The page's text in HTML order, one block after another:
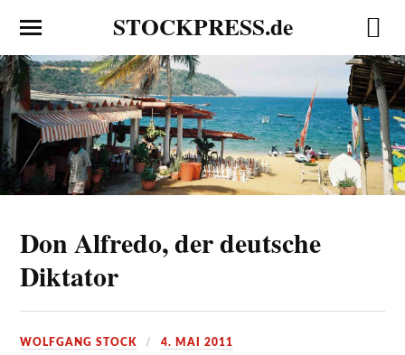
STOCKPRESS.de
Don Alfredo, der deutsche
Diktator
WOLFGANG STOCK 4. MAI 2011